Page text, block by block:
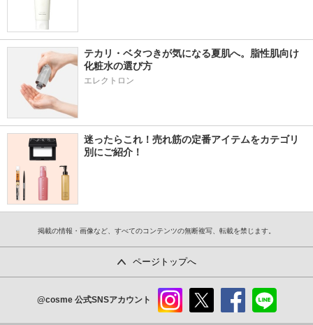
テカリ・ベタつきが気になる夏肌へ。脂性肌向け
化粧水の選び方
エレクトロン
迷ったらこれ！売れ筋の定番アイテムをカテゴリ
別にご紹介！
掲載の情報・画像など、すべてのコンテンツの無断複写、転載を禁じます。
ページトップへ
@cosme 公式SNSアカウント